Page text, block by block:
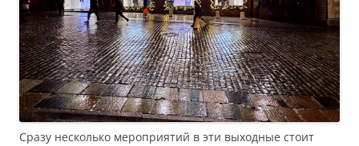
Сразу несколько мероприятий в эти выходные стоит